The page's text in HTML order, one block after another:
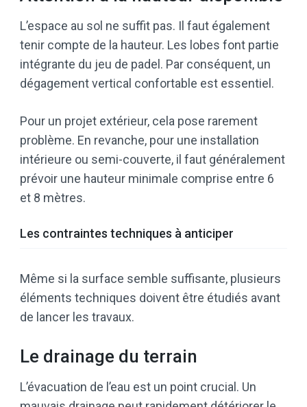
L’espace au sol ne suffit pas. Il faut également
tenir compte de la hauteur. Les lobes font partie
intégrante du jeu de padel. Par conséquent, un
dégagement vertical confortable est essentiel.
Pour un projet extérieur, cela pose rarement
problème. En revanche, pour une installation
intérieure ou semi-couverte, il faut généralement
prévoir une hauteur minimale comprise entre 6
et 8 mètres.
Les contraintes techniques à anticiper
Même si la surface semble suffisante, plusieurs
éléments techniques doivent être étudiés avant
de lancer les travaux.
Le drainage du terrain
L’évacuation de l’eau est un point crucial. Un